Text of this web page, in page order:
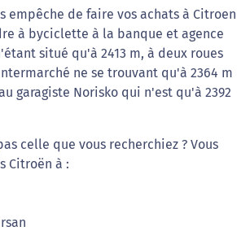
empêche de faire vos achats à Citroen
à byciclette à la banque et agence
situé qu'à 2413 m, à deux roues
ne se trouvant qu'à 2364 m
garagiste Norisko qui n'est qu'à 2392
celle que vous recherchiez ? Vous
Citroën à :